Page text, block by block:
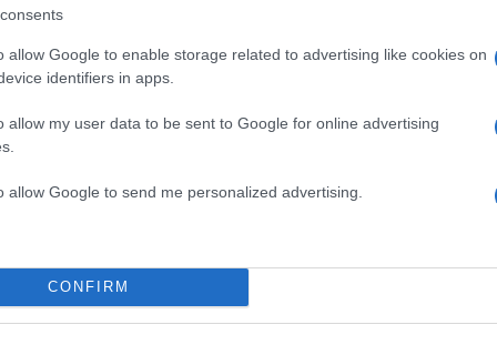
allow Google to enable storage related to advertising like cookies on
identifiers in apps.
allow my user data to be sent to Google for online advertising
allow Google to send me personalized advertising.
CONFIRM
της, τονίζοντας
δεν μπορούσε να
μάτι.
αλλά ήμουν η μισή
πολύ την όρασή μου
αριστερό μου μάτι
τη
τη στιγμή που